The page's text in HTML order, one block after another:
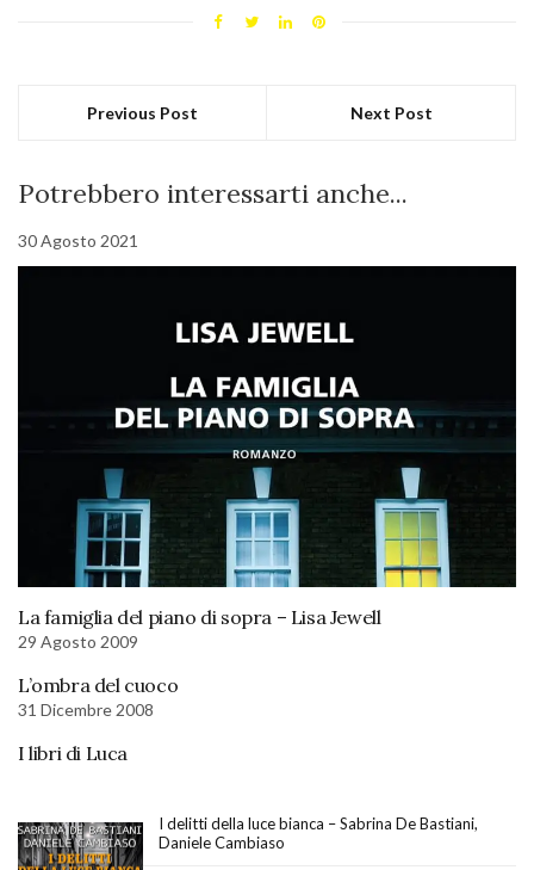
Previous Post Next Post
Potrebbero interessarti anche...
30 Agosto 2021
La famiglia del piano di sopra – Lisa Jewell
29 Agosto 2009
L’ombra del cuoco
31 Dicembre 2008
I libri di Luca
I delitti della luce bianca – Sabrina De Bastiani,
Daniele Cambiaso